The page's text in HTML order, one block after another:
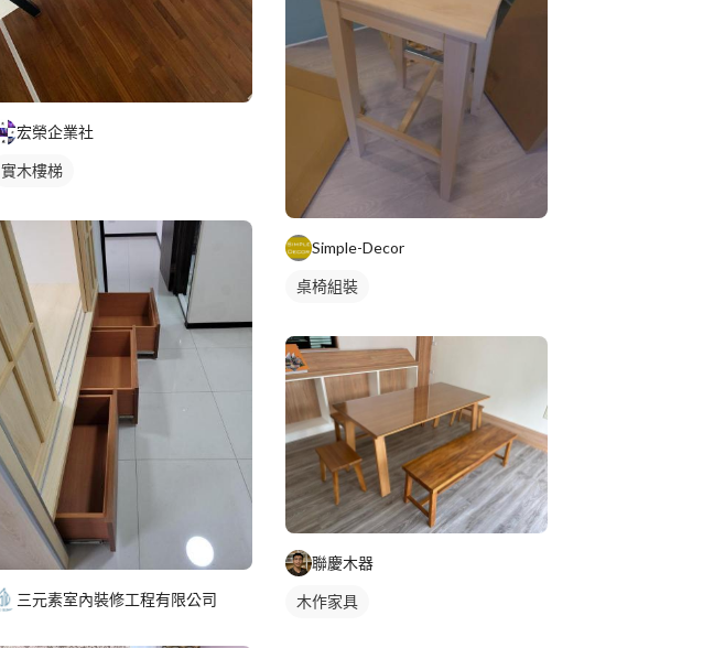
宏榮企業社
實木樓梯
三元素室內裝修工程有限公司
Simple-Decor
桌椅組裝
聯慶木器
木作家具